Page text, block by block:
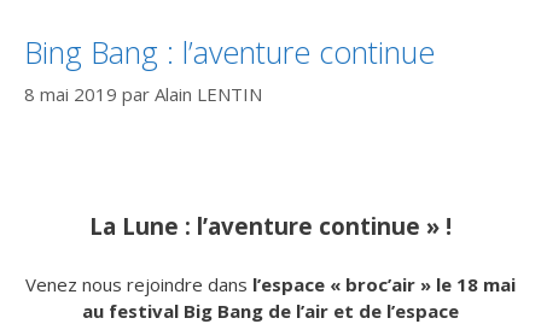
Bing Bang : l’aventure continue
8 mai 2019 par Alain LENTIN
La Lune : l’aventure continue » !
Venez nous rejoindre dans l’espace « broc’air » le 18 mai
au festival Big Bang de l’air et de l’espace